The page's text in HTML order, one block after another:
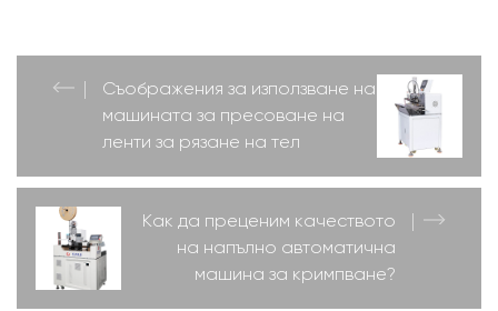
Съображения за използване на
машината за пресоване на
ленти за рязане на тел
Как да преценим качеството
на напълно автоматична
машина за кримпване?